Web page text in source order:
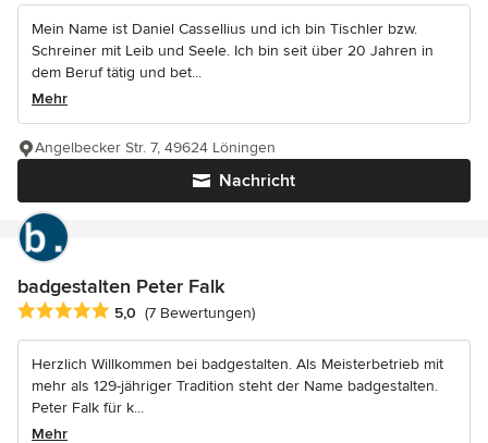
Mein Name ist Daniel Cassellius und ich bin Tischler bzw.
Schreiner mit Leib und Seele. Ich bin seit über 20 Jahren in
dem Beruf tätig und bet...
Mehr
Nachricht
Angelbecker Str. 7, 49624 Löningen
badgestalten Peter Falk
Durchschnittliche Bewertung: 5 von 5 Sternen
5,0 (7 Bewertungen)
Herzlich Willkommen bei badgestalten. Als Meisterbetrieb mit
mehr als 129-jähriger Tradition steht der Name badgestalten.
Peter Falk für k...
Mehr